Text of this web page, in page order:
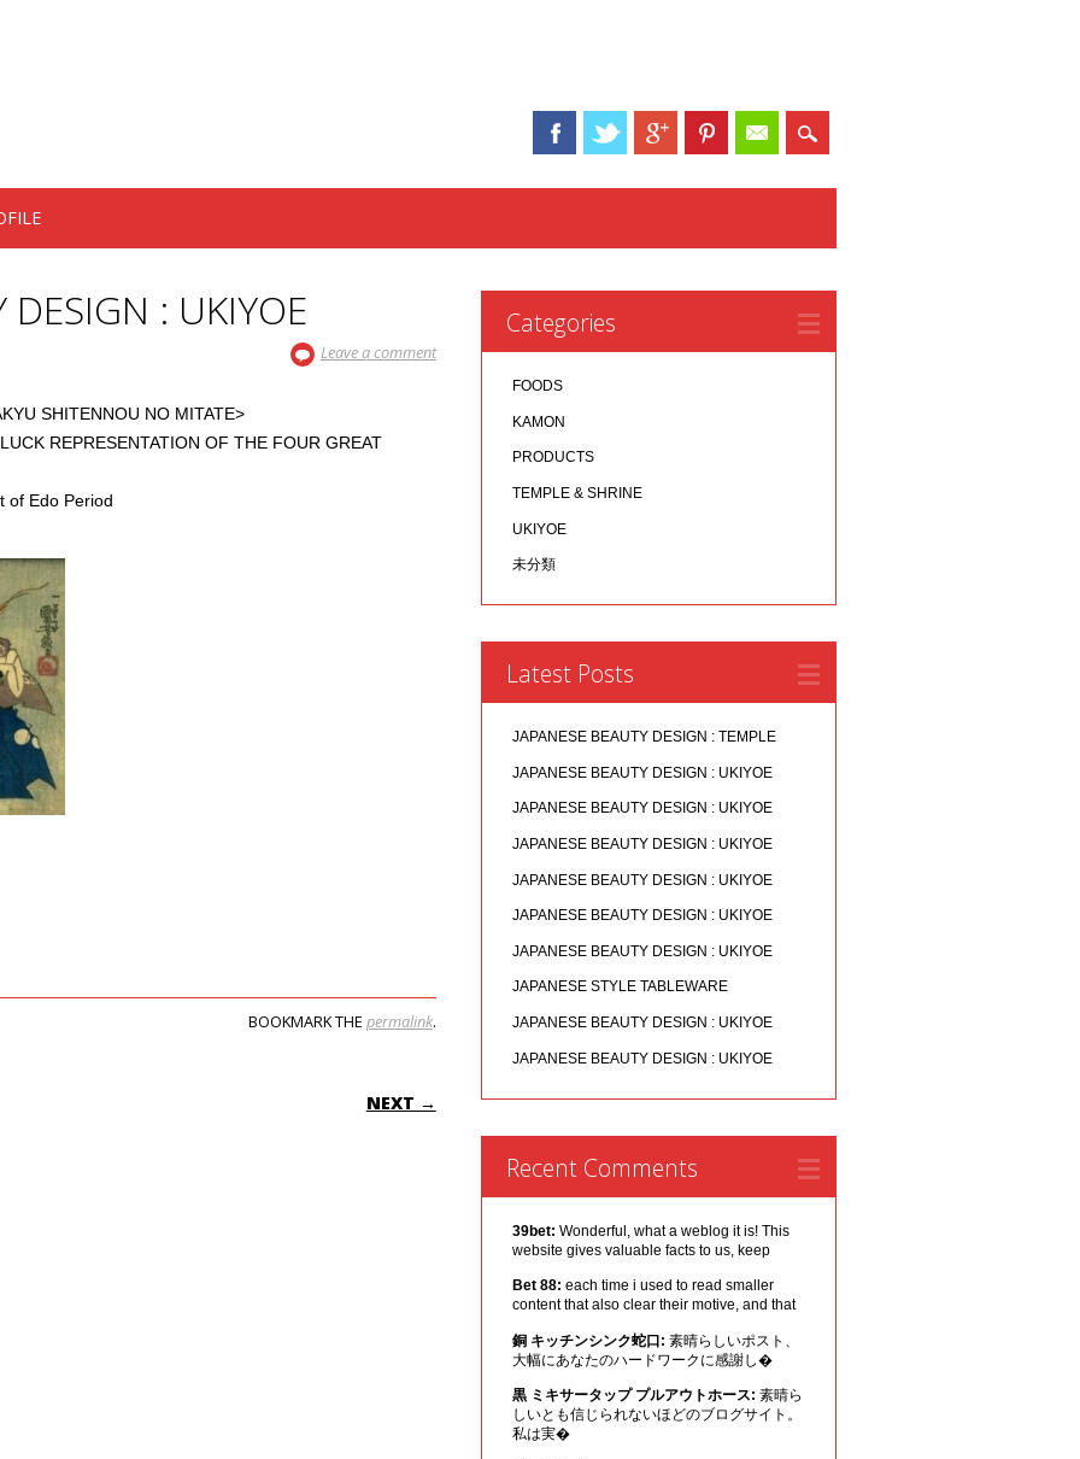
DESIGN : UKIYOE
Leave a comment
SHITENNOU NO MITATE>
REPRESENTATION OF THE FOUR GREAT
of Edo Period
BOOKMARK THE permalink.
NEXT →
Categories
FOODS
KAMON
PRODUCTS
TEMPLE & SHRINE
UKIYOE
未分類
Latest Posts
JAPANESE BEAUTY DESIGN : TEMPLE
JAPANESE BEAUTY DESIGN : UKIYOE
JAPANESE BEAUTY DESIGN : UKIYOE
JAPANESE BEAUTY DESIGN : UKIYOE
JAPANESE BEAUTY DESIGN : UKIYOE
JAPANESE BEAUTY DESIGN : UKIYOE
JAPANESE BEAUTY DESIGN : UKIYOE
JAPANESE STYLE TABLEWARE
JAPANESE BEAUTY DESIGN : UKIYOE
JAPANESE BEAUTY DESIGN : UKIYOE
Recent Comments
39bet: Wonderful, what a weblog it is! This
website gives valuable facts to us, keep
Bet 88: each time i used to read smaller
content that also clear their motive, and that
銅 キッチンシンク蛇口: 素晴らしいポスト、
大幅にあなたのハードワークに感謝し�
黒 ミキサータップ プルアウトホース: 素晴ら
しいとも信じられないほどのブログサイト。
私は実�